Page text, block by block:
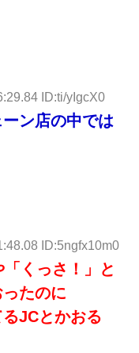
ID:ti/yIgcX0
ン店の中では
ID:5ngfx10m0
くっさ！」と
たのに
JCとかおる